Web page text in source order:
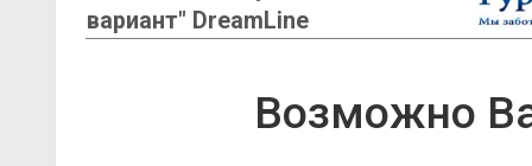
вариант" DreamLine
Возможно